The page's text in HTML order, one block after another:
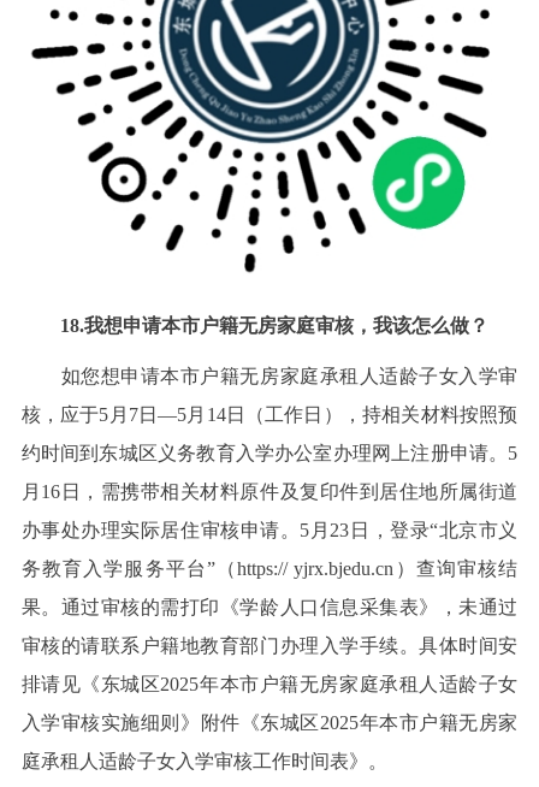
18.我想申请本市户籍无房家庭审核，我该怎么做？
如您想申请本市户籍无房家庭承租人适龄子女入学审
核，应于5月7日—5月14日（工作日），持相关材料按照预
约时间到东城区义务教育入学办公室办理网上注册申请。5
月16日，需携带相关材料原件及复印件到居住地所属街道
办事处办理实际居住审核申请。5月23日，登录“北京市义
务教育入学服务平台”（https:// yjrx.bjedu.cn）查询审核结
果。通过审核的需打印《学龄人口信息采集表》，未通过
审核的请联系户籍地教育部门办理入学手续。具体时间安
排请见《东城区2025年本市户籍无房家庭承租人适龄子女
入学审核实施细则》附件《东城区2025年本市户籍无房家
庭承租人适龄子女入学审核工作时间表》。